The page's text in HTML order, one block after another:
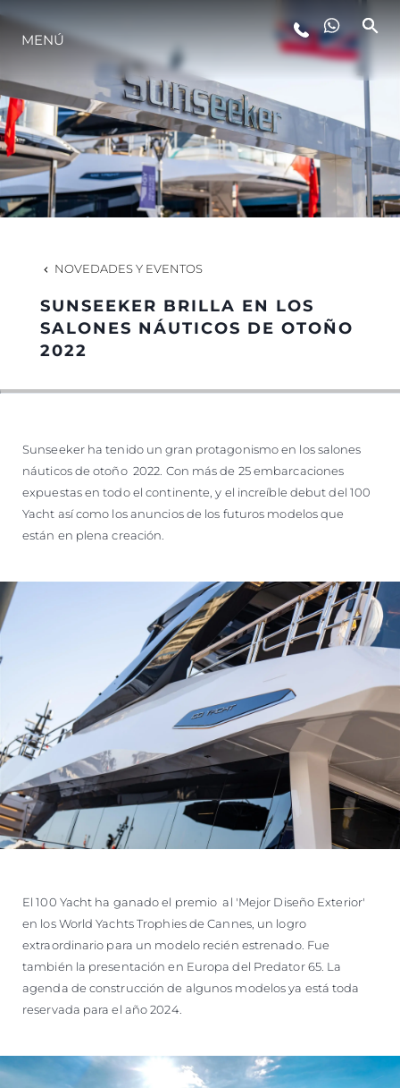
ESTILO DE VIDA
INNOVACIÓN
¿QUIÉNES SOMOS?
EL EQUIPO
HISTORIA
VALORE SU EMBARCACIÓN
MENÚ
NOVEDADES Y EVENTOS
SUNSEEKER BRILLA EN LOS
SALONES NÁUTICOS DE OTOÑO
2022
Sunseeker ha tenido un gran protagonismo en los salones
náuticos de otoño 2022. Con más de 25 embarcaciones
expuestas en todo el continente, y el increíble debut del 100
Yacht así como los anuncios de los futuros modelos que
están en plena creación.
El 100 Yacht ha ganado el premio al 'Mejor Diseño Exterior'
en los World Yachts Trophies de Cannes, un logro
extraordinario para un modelo recién estrenado. Fue
también la presentación en Europa del Predator 65. La
agenda de construcción de algunos modelos ya está toda
reservada para el año 2024.